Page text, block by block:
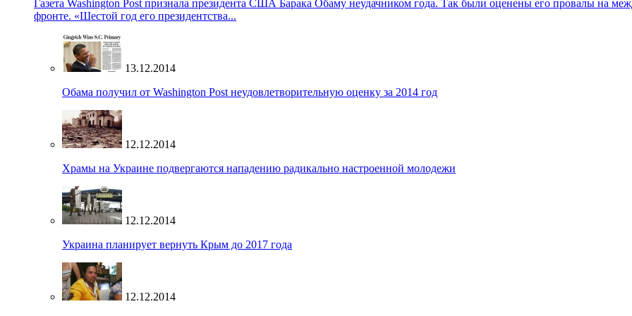
Газета Washington Post признала президента США Барака Обаму неудачником года. Так были оценены его провалы на
фронте. «Шестой год его президентства...
13.12.2014
Обама получил от Washington Post неудовлетворительную оценку за 2014 год
12.12.2014
Храмы на Украине подвергаются нападению радикально настроенной молодежи
12.12.2014
Украина планирует вернуть Крым до 2017 года
12.12.2014